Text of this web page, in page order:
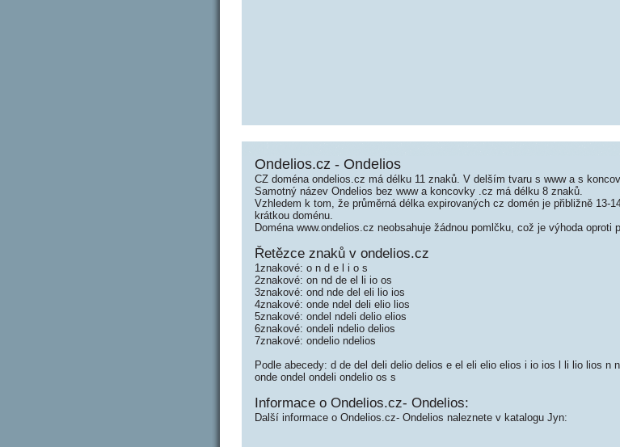
Ondelios.cz - Ondelios
CZ doména ondelios.cz má délku 11 znaků. V delším tvaru s www a s
Samotný název Ondelios bez www a koncovky .cz má délku 8 znaků.
Vzhledem k tom, že průměrná délka expirovaných cz domén je přibližně 13-
krátkou doménu.
Doména www.ondelios.cz neobsahuje žádnou pomlčku, což je výhoda oproti
Řetězce znaků v ondelios.cz
1znakové: o n d e l i o s
2znakové: on nd de el li io os
3znakové: ond nde del eli lio ios
4znakové: onde ndel deli elio lios
5znakové: ondel ndeli delio elios
6znakové: ondeli ndelio delios
7znakové: ondelio ndelios
Podle abecedy: d de del deli delio delios e el eli elio elios i io ios l li lio lios n
onde ondel ondeli ondelio os s
Informace o Ondelios.cz- Ondelios:
Další informace o Ondelios.cz- Ondelios naleznete v katalogu Jyn: